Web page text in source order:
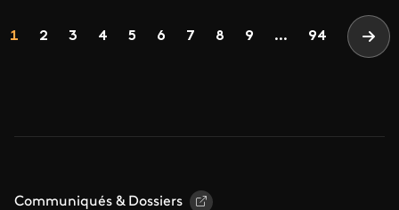
Page
1 Page
2 Page
3 Page
4 Page
5 Page
6 Page
7 Page
8 Page
9 ... 94
Communiqués & Dossiers